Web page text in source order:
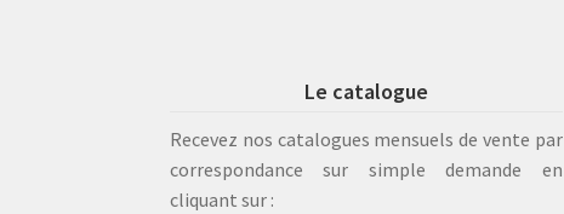
Le catalogue
Recevez nos catalogues mensuels de vente par
correspondance sur simple demande en
cliquant sur :